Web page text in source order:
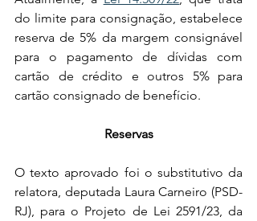
do limite para consignação, estabelece
reserva de 5% da margem consignável
para o pagamento de dívidas com
cartão de crédito e outros 5% para
cartão consignado de benefício.
Reservas
O texto aprovado foi o substitutivo da
relatora, deputada Laura Carneiro (PSD-
RJ), para o Projeto de Lei 2591/23, da